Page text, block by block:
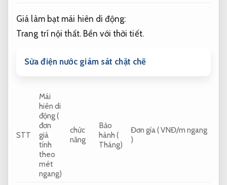
Giá làm bạt mái hiên di động:
Trang trí nội thất. Bền với thời tiết.
Sửa điện nước giám sát chặt chẽ
STT
Mái
hiên di
động (
đơn
giá
tính
theo
mét
ngang)
chức
năng
Bảo
hành (
Tháng)
Đơn gía ( VNĐ/m ngang
)